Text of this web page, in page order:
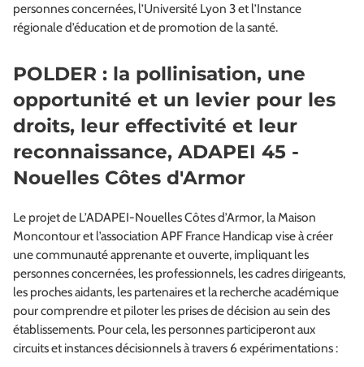
personnes concernées, l’Université Lyon 3 et l’Instance
régionale d’éducation et de promotion de la santé.
POLDER : la pollinisation, une
opportunité et un levier pour les
droits, leur effectivité et leur
reconnaissance, ADAPEI 45 -
Nouelles Côtes d'Armor
Le projet de L’ADAPEI-Nouelles Côtes d’Armor, la Maison
Moncontour et l’association APF France Handicap vise à créer
une communauté apprenante et ouverte, impliquant les
personnes concernées, les professionnels, les cadres dirigeants,
les proches aidants, les partenaires et la recherche académique
pour comprendre et piloter les prises de décision au sein des
établissements. Pour cela, les personnes participeront aux
circuits et instances décisionnels à travers 6 expérimentations :